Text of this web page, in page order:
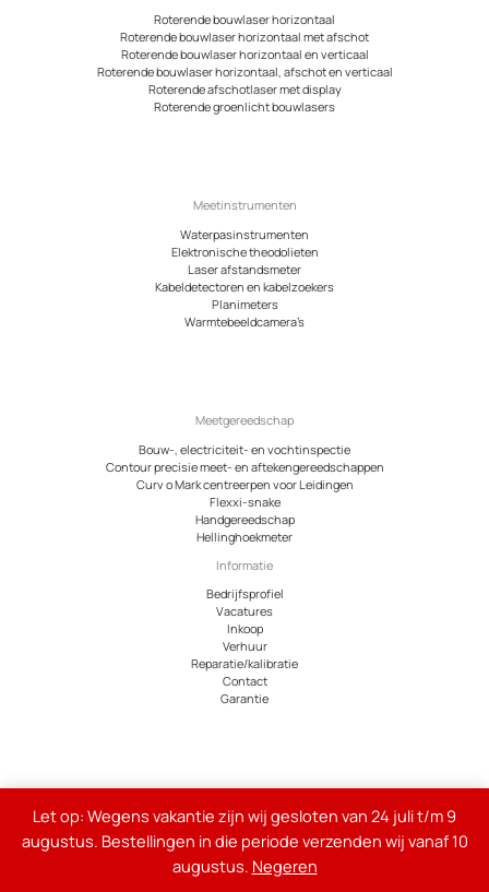
Let op: Wegens vakantie zijn wij gesloten van 24 juli t/m 9
augustus. Bestellingen in die periode verzenden wij vanaf 10
augustus. Negeren
Roterende bouwlaser horizontaal
Roterende bouwlaser horizontaal met afschot
Roterende bouwlaser horizontaal en verticaal
Roterende bouwlaser horizontaal, afschot en verticaal
Roterende afschotlaser met display
Roterende groenlicht bouwlasers
Meetinstrumenten
Waterpasinstrumenten
Elektronische theodolieten
Laser afstandsmeter
Kabeldetectoren en kabelzoekers
Planimeters
Warmtebeeldcamera’s
Meetgereedschap
Bouw-, electriciteit- en vochtinspectie
Contour precisie meet- en aftekengereedschappen
Curv o Mark centreerpen voor Leidingen
Flexxi-snake
Handgereedschap
Hellinghoekmeter
Informatie
Bedrijfsprofiel
Vacatures
Inkoop
Verhuur
Reparatie/kalibratie
Contact
Garantie
Alle genoemde bedragen op de site zijn exclusief 21% btw